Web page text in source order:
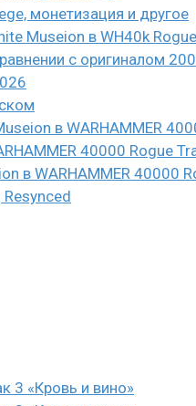
монетизация и другое
Museion в WH40k
с оригиналом
в WARHAMMER
40000 Rogue
в WARHAMMER 40000
Resynced
3 «Кровь и вино»